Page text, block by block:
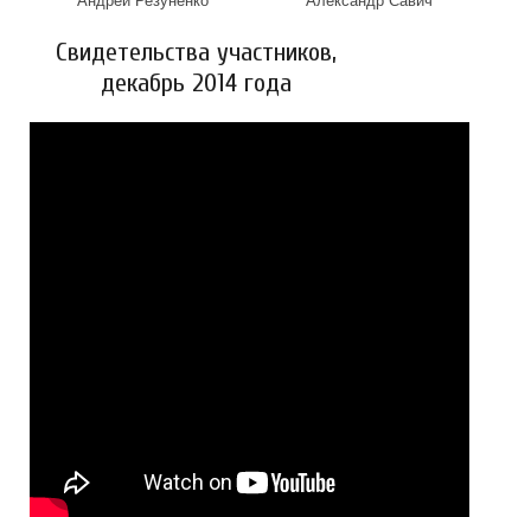
Свидетельства участников,
декабрь 2014 года